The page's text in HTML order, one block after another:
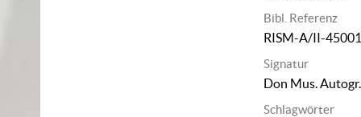
Bibl. Referenz
RISM-A/II-
Signatur
Don Mus.
Schlagwörter